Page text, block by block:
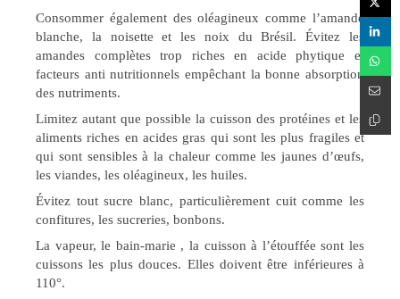
Consommer également des oléagineux comme l’amande
blanche, la noisette et les noix du Brésil. Évitez les
amandes complètes trop riches en acide phytique et
facteurs anti nutritionnels empêchant la bonne absorption
des nutriments.
Limitez autant que possible la cuisson des protéines et les
aliments riches en acides gras qui sont les plus fragiles et
qui sont sensibles à la chaleur comme les jaunes d’œufs,
les viandes, les oléagineux, les huiles.
Évitez tout sucre blanc, particulièrement cuit comme les
confitures, les sucreries, bonbons.
La vapeur, le bain-marie , la cuisson à l’étouffée sont les
cuissons les plus douces. Elles doivent être inférieures à
110°.